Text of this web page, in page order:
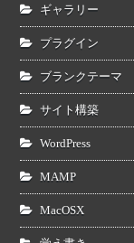
ギャラリー
プラグイン
ブランクテーマ
サイト構築
WordPress
MAMP
MacOSX